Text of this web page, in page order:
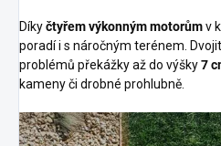
Díkyčtyřem výkonným motorůmv
poradí i s náročným terénem.
problémů překážky až do výšky7
kameny či drobné prohlubně.